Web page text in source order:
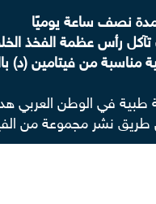
نصف ساعة يوميًا
رأس عظمة الفخذ
مناسبة من فيتامين (د)
في الوطن العربي
طريق نشر مجموعة من